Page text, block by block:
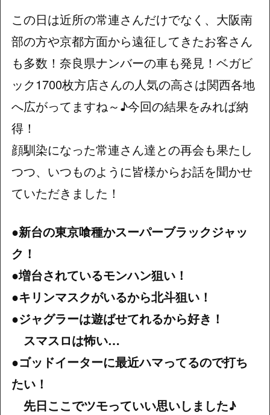
この日は近所の常連さんだけでなく、大阪南
部の方や京都方面から遠征してきたお客さん
も多数！奈良県ナンバーの車も発見！ベガビ
ック1700枚方店さんの人気の高さは関西各地
へ広がってますね～♪今回の結果をみれば納
得！
顔馴染になった常連さん達との再会も果たし
つつ、いつものように皆様からお話を聞かせ
ていただきました！
●新台の東京喰種かスーパーブラックジャッ
ク！
●増台されているモンハン狙い！
●キリンマスクがいるから北斗狙い！
●ジャグラーは遊ばせてれるから好き！
スマスロは怖い…
●ゴッドイーターに最近ハマってるので打ち
たい！
先日ここでツモっていい思いしました♪